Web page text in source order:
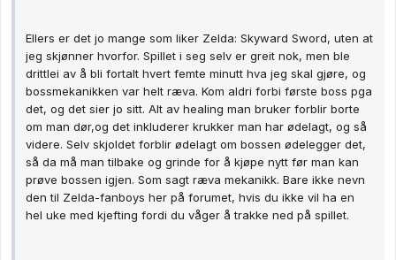
Ellers er det jo mange som liker Zelda: Skyward Sword, uten at
jeg skjønner hvorfor. Spillet i seg selv er greit nok, men ble
drittlei av å bli fortalt hvert femte minutt hva jeg skal gjøre, og
bossmekanikken var helt ræva. Kom aldri forbi første boss pga
det, og det sier jo sitt. Alt av healing man bruker forblir borte
om man dør,og det inkluderer krukker man har ødelagt, og så
videre. Selv skjoldet forblir ødelagt om bossen ødelegger det,
så da må man tilbake og grinde for å kjøpe nytt før man kan
prøve bossen igjen. Som sagt ræva mekanikk. Bare ikke nevn
den til Zelda-fanboys her på forumet, hvis du ikke vil ha en
hel uke med kjefting fordi du våger å trakke ned på spillet.